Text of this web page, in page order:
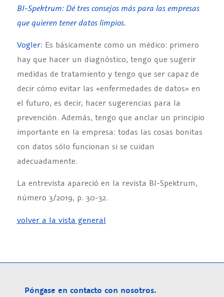
BI-Spektrum: Dé tres consejos más para las empresas
que quieren tener datos limpios.
Vogler: Es básicamente como un médico: primero
hay que hacer un diagnóstico, tengo que sugerir
medidas de tratamiento y tengo que ser capaz de
decir cómo evitar las «enfermedades de datos» en
el futuro, es decir, hacer sugerencias para la
prevención. Además, tengo que anclar un principio
importante en la empresa: todas las cosas bonitas
con datos sólo funcionan si se cuidan
adecuadamente.
La entrevista apareció en la revista BI-Spektrum,
número 3/2019, p. 30-32.
volver a la vista general
Póngase en contacto con nosotros.